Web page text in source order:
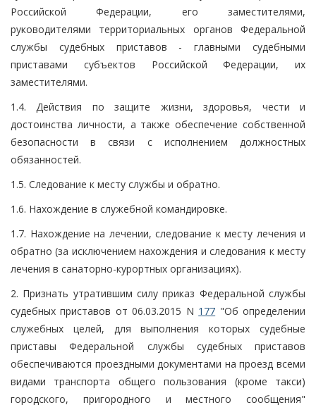
Российской Федерации, его заместителями,
руководителями территориальных органов Федеральной
службы судебных приставов - главными судебными
приставами субъектов Российской Федерации, их
заместителями.
1.4. Действия по защите жизни, здоровья, чести и
достоинства личности, а также обеспечение собственной
безопасности в связи с исполнением должностных
обязанностей.
1.5. Следование к месту службы и обратно.
1.6. Нахождение в служебной командировке.
1.7. Нахождение на лечении, следование к месту лечения и
обратно (за исключением нахождения и следования к месту
лечения в санаторно-курортных организациях).
2. Признать утратившим силу приказ Федеральной службы
судебных приставов от 06.03.2015 N 177 "Об определении
служебных целей, для выполнения которых судебные
приставы Федеральной службы судебных приставов
обеспечиваются проездными документами на проезд всеми
видами транспорта общего пользования (кроме такси)
городского, пригородного и местного сообщения"